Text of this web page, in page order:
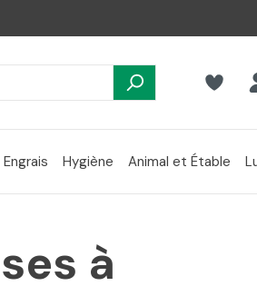
Engrais Hygiène Animal et Étable
à